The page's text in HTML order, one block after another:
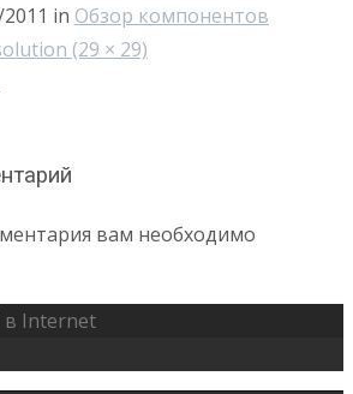
in Обзор компонентов
(29 × 29)
вам необходимо
в Internet